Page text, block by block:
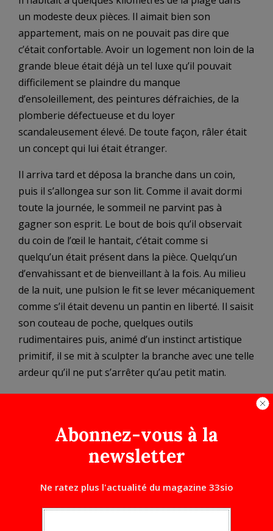
un modeste deux pièces. Il aimait bien son
appartement, mais on ne pouvait pas dire que
c’était confortable. Avoir un logement non loin de la
grande bleue était déjà un tel luxe qu’il pouvait
difficilement se plaindre du manque
d’ensoleillement, des peintures défraichies, de la
plomberie défectueuse et du loyer
scandaleusement élevé. De toute façon, râler était
un concept qui lui était étranger.
Il arriva tard et déposa la branche dans un coin,
puis il s’allongea sur son lit. Comme il avait dormi
toute la journée, le sommeil ne parvint pas à
gagner son esprit. Le bout de bois qu’il observait
du coin de l’œil le hantait, c’était comme si
quelqu’un était présent dans la pièce. Quelqu’un
d’envahissant et de bienveillant à la fois. Au milieu
de la nuit, une pulsion le fit se lever mécaniquement
comme s’il était devenu un pantin en liberté. Il saisit
son couteau de poche, quelques outils
rudimentaires puis, animé d’un instinct artistique
primitif, il se mit à sculpter la branche avec une telle
ardeur qu’il ne put s’arrêter qu’au petit matin.
Comme il repensait sans cesse au cygne, il lui
apparence au bout de bois. Timothée n’avait jamais
appris l’art de la sculpture, mais alors qu’il enlevait
de la matière pour révéler la quintessence de la
ramure, il s’étonna d’une sensation d’inhabituel en
lui, une sorte de jubilation. Lorsqu’il eut fini, il prit
un peu de recul et contempla son œuvre : C’était
Abonnez-vous à la
newsletter
Ne ratez plus l'actualité du magazine 33sio